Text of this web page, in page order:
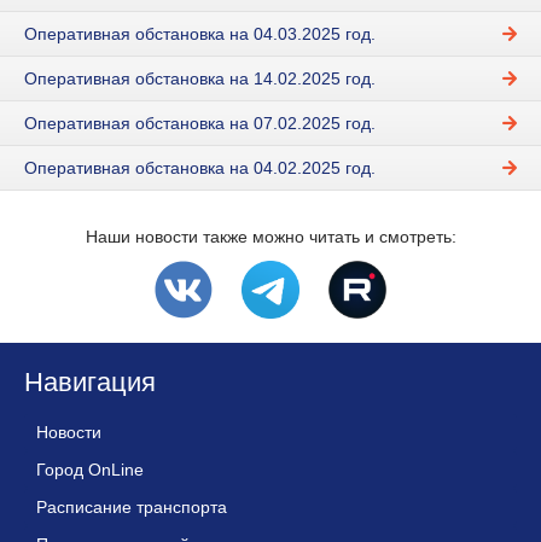
Оперативная обстановка на 04.03.2025 год.
Оперативная обстановка на 14.02.2025 год.
Оперативная обстановка на 07.02.2025 год.
Оперативная обстановка на 04.02.2025 год.
Наши новости также можно читать и смотреть:
Навигация
Новости
Город OnLine
Расписание транспорта